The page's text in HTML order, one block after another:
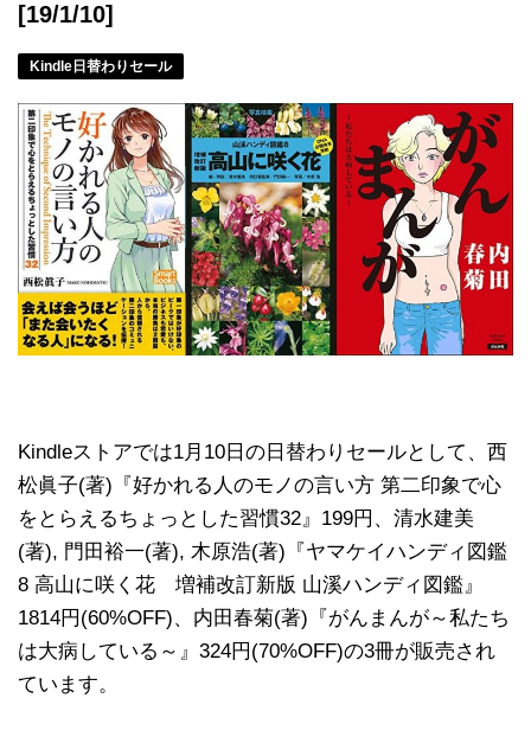
[19/1/10]
Kindle日替わりセール
Kindleストアでは1月10日の日替わりセールとして、西
松眞子(著)『好かれる人のモノの言い方 第二印象で心
をとらえるちょっとした習慣32』199円、清水建美
(著), 門田裕一(著), 木原浩(著)『ヤマケイハンディ図鑑
8 高山に咲く花 増補改訂新版 山溪ハンディ図鑑』
1814円(60%OFF)、内田春菊(著)『がんまんが～私たち
は大病している～』324円(70%OFF)の3冊が販売され
ています。